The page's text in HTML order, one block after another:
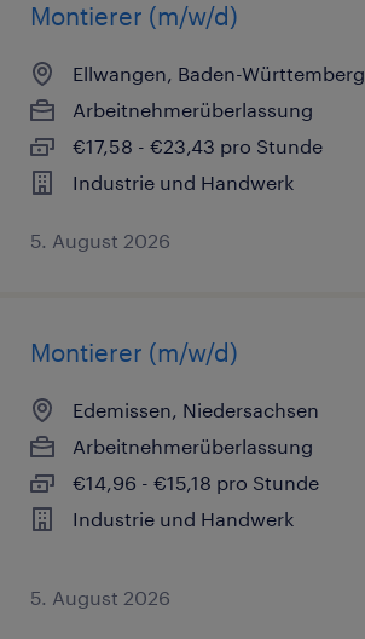
Montierer (m/w/d)
Ellwangen, Baden-Württemberg
Arbeitnehmerüberlassung
€17,58 - €23,43 pro Stunde
Industrie und Handwerk
5. August 2026
Montierer (m/w/d)
Edemissen, Niedersachsen
Arbeitnehmerüberlassung
€14,96 - €15,18 pro Stunde
Industrie und Handwerk
5. August 2026